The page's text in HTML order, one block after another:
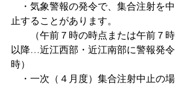
・気象警報の発令で、集合注射を中
止することがあります。
（午前７時の時点または午前７時
以降…近江西部・近江南部に警報発令
時）
・一次（４月度）集合注射中止の場